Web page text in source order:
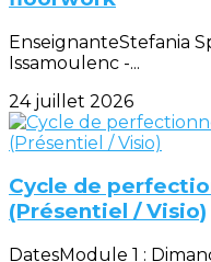
EnseignanteStefania
Issamoulenc -...
24 juillet 2026
Cycle de
(Présentiel / Visio)
DatesModule 1 :